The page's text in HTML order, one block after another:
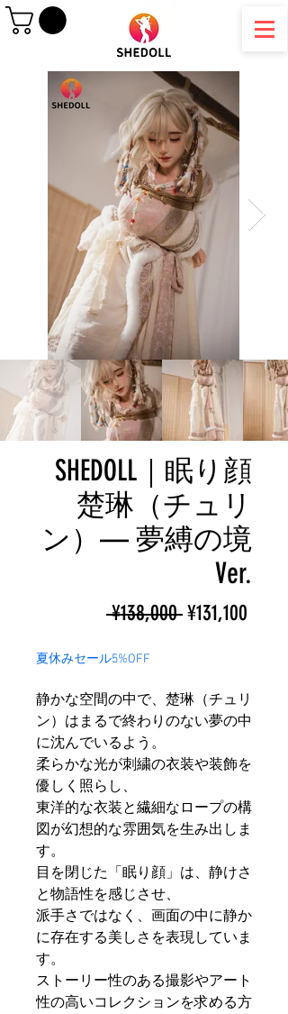
SHEDOLL｜眠り顔
楚琳（チュリ
ン）— 夢縛の境
Ver.
¥138,000 ราคา
¥131,100
夏休みセール5%OFF
静かな空間の中で、楚琳（チュリ
ン）はまるで終わりのない夢の中
に沈んでいるよう。
柔らかな光が刺繍の衣装や装飾を
優しく照らし、
東洋的な衣装と繊細なロープの構
図が幻想的な雰囲気を生み出しま
す。
目を閉じた「眠り顔」は、静けさ
と物語性を感じさせ、
派手さではなく、画面の中に静か
に存在する美しさを表現していま
す。
ストーリー性のある撮影やアート
性の高いコレクションを求める方